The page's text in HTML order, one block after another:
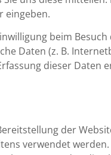
eingeben.
beim
Daten (z. B.
dieser Daten
der
verwendet